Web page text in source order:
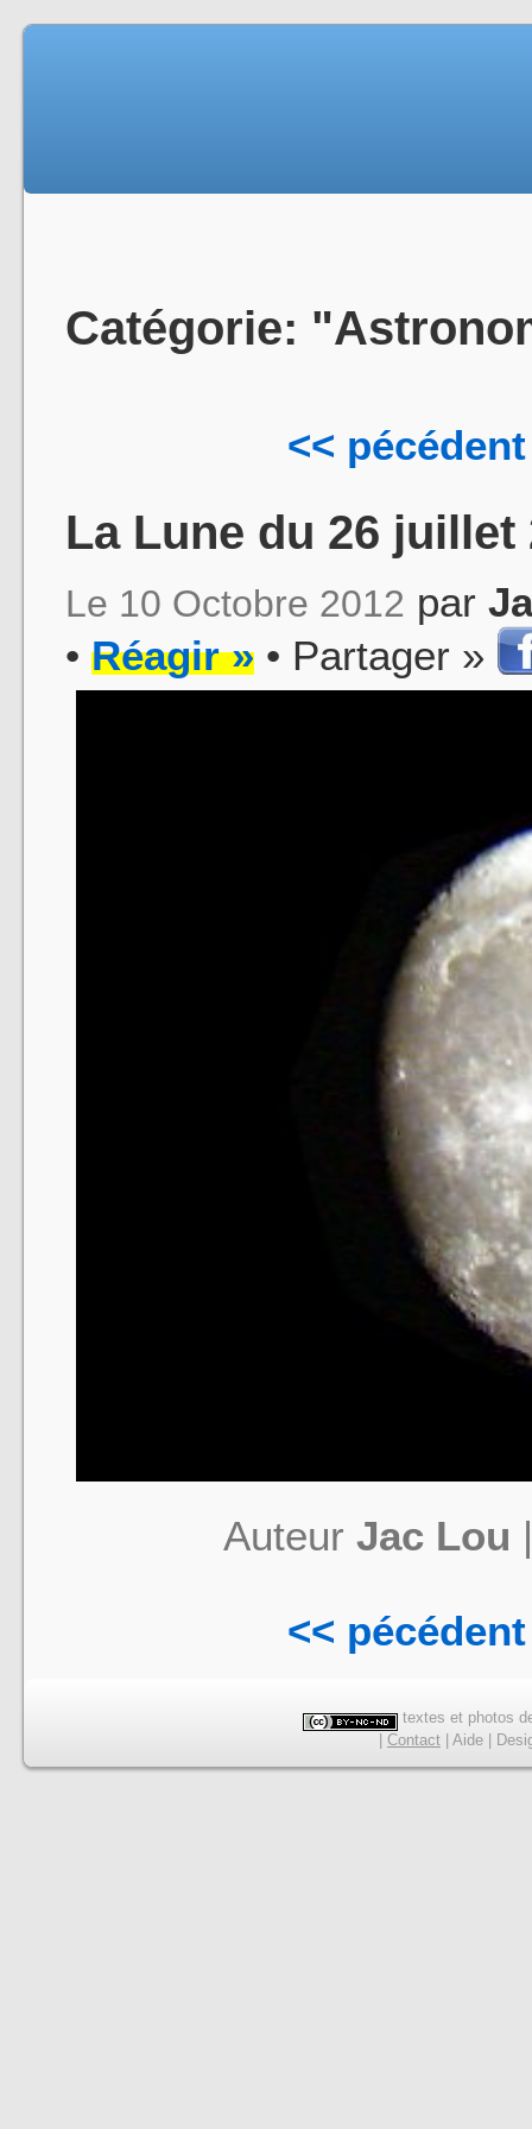
Catégorie:
<< pécédent
La Lune du 26 juillet
Le 10 Octobre 2012 par
• Réagir » • Partager »
Auteur Jac Lou
<< pécédent
textes et photos
Contact Aide